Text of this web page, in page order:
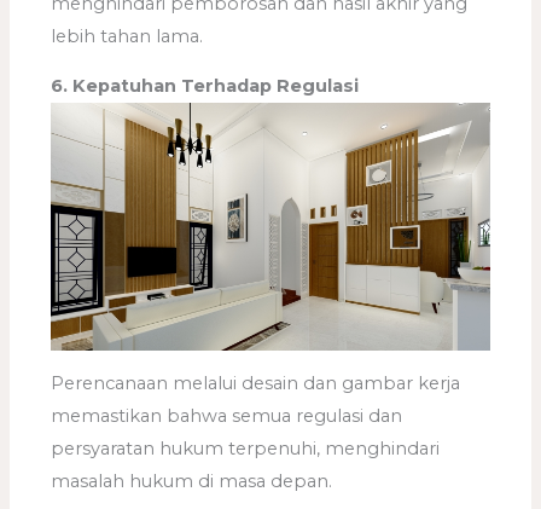
lebih tahan lama.
6. Kepatuhan Terhadap Regulasi
Perencanaan melalui desain dan gambar kerja
memastikan bahwa semua regulasi dan
persyaratan hukum terpenuhi, menghindari
masalah hukum di masa depan.